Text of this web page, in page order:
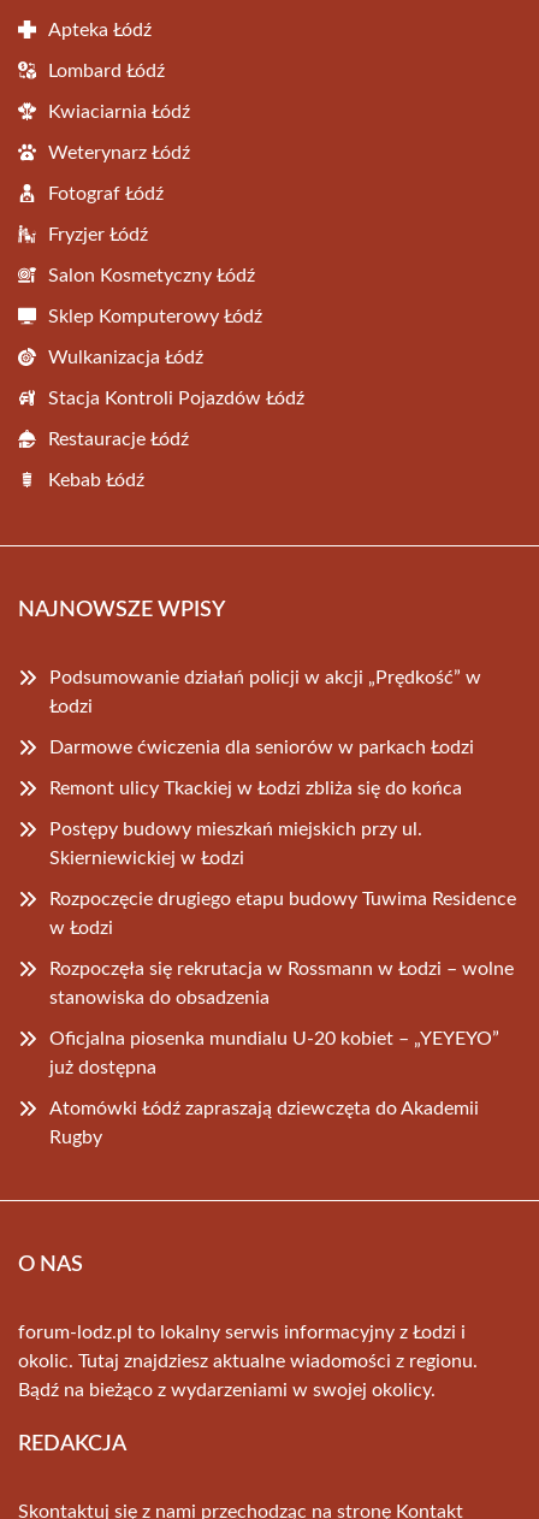
Apteka Łódź
Lombard Łódź
Kwiaciarnia Łódź
Weterynarz Łódź
Fotograf Łódź
Fryzjer Łódź
Salon Kosmetyczny Łódź
Sklep Komputerowy Łódź
Wulkanizacja Łódź
Stacja Kontroli Pojazdów Łódź
Restauracje Łódź
Kebab Łódź
NAJNOWSZE WPISY
Podsumowanie działań policji w akcji „Prędkość” w
Łodzi
Darmowe ćwiczenia dla seniorów w parkach Łodzi
Remont ulicy Tkackiej w Łodzi zbliża się do końca
Postępy budowy mieszkań miejskich przy ul.
Skierniewickiej w Łodzi
Rozpoczęcie drugiego etapu budowy Tuwima Residence
w Łodzi
Rozpoczęła się rekrutacja w Rossmann w Łodzi – wolne
stanowiska do obsadzenia
Oficjalna piosenka mundialu U-20 kobiet – „YEYEYO”
już dostępna
Atomówki Łódź zapraszają dziewczęta do Akademii
Rugby
O NAS
forum-lodz.pl to lokalny serwis informacyjny z Łodzi i
okolic. Tutaj znajdziesz aktualne wiadomości z regionu.
Bądź na bieżąco z wydarzeniami w swojej okolicy.
REDAKCJA
Skontaktuj się z nami przechodząc na stronę Kontakt